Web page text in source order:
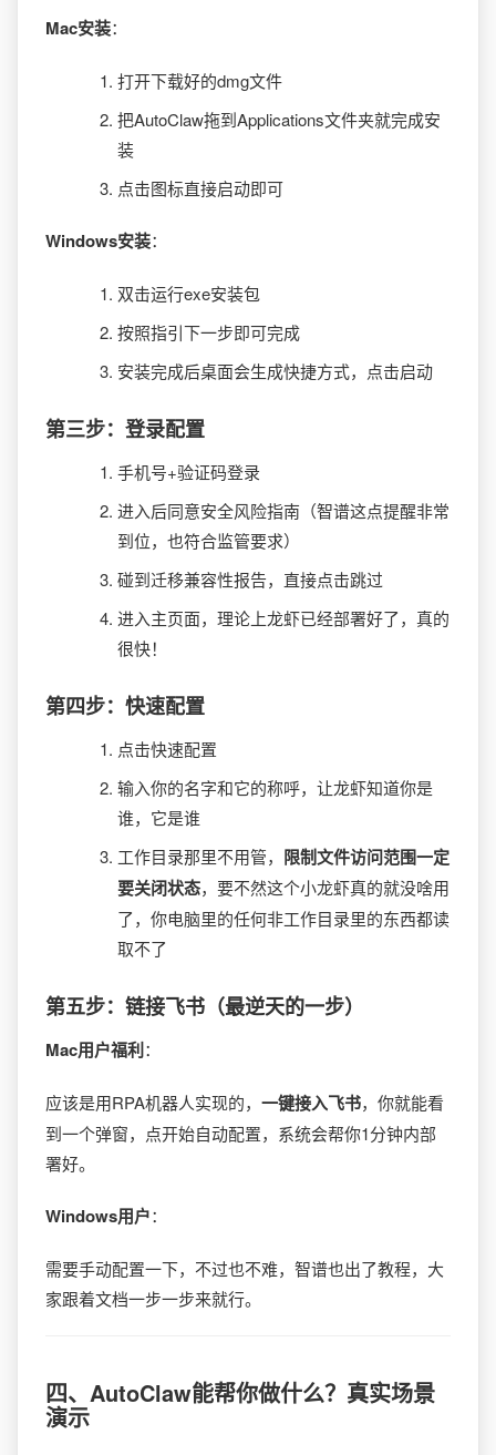
Mac安装：
打开下载好的dmg文件
把AutoClaw拖到Applications文件夹就完成安
装
点击图标直接启动即可
Windows安装：
双击运行exe安装包
按照指引下一步即可完成
安装完成后桌面会生成快捷方式，点击启动
第三步：登录配置
手机号+验证码登录
进入后同意安全风险指南（智谱这点提醒非常
到位，也符合监管要求）
碰到迁移兼容性报告，直接点击跳过
进入主页面，理论上龙虾已经部署好了，真的
很快！
第四步：快速配置
点击快速配置
输入你的名字和它的称呼，让龙虾知道你是
谁，它是谁
工作目录那里不用管， 限制文件访问范围一定
要关闭状态，要不然这个小龙虾真的就没啥用
了，你电脑里的任何非工作目录里的东西都读
取不了
第五步：链接飞书（最逆天的一步）
Mac用户福利：
应该是用RPA机器人实现的， 一键接入飞书，你就能看
到一个弹窗，点开始自动配置，系统会帮你1分钟内部
署好。
Windows用户：
需要手动配置一下，不过也不难，智谱也出了教程，大
家跟着文档一步一步来就行。
四、AutoClaw能帮你做什么？真实场景
演示